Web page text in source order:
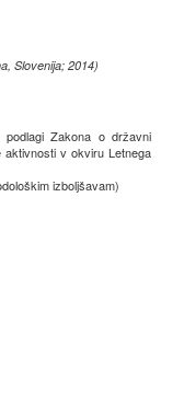
Slovenija; 2014)
Zakona o državni
v okviru Letnega
izboljšavam)